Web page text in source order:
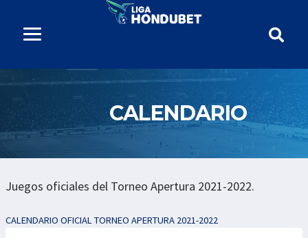
CALENDARIO
Juegos oficiales del Torneo Apertura 2021-2022.
CALENDARIO OFICIAL TORNEO APERTURA 2021-2022